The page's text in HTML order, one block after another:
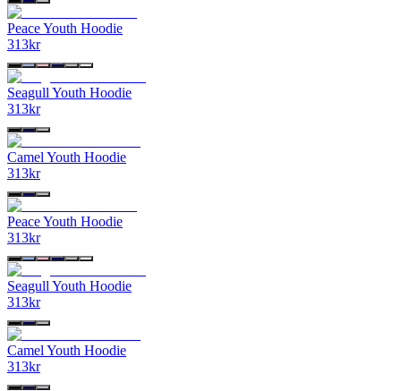
Peace Youth Hoodie
313kr
Seagull Youth Hoodie
313kr
Camel Youth Hoodie
313kr
Peace Youth Hoodie
313kr
Seagull Youth Hoodie
313kr
Camel Youth Hoodie
313kr